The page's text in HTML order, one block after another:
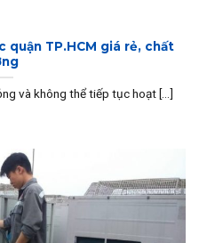
quận TP.HCM giá rẻ, chất
và không thể tiếp tục hoạt [...]